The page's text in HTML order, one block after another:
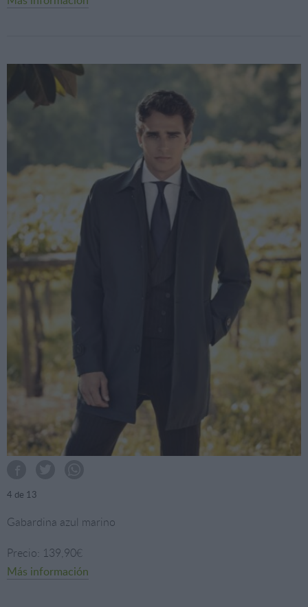
4 de 13
Gabardina azul marino
Precio: 139,90€
Más información